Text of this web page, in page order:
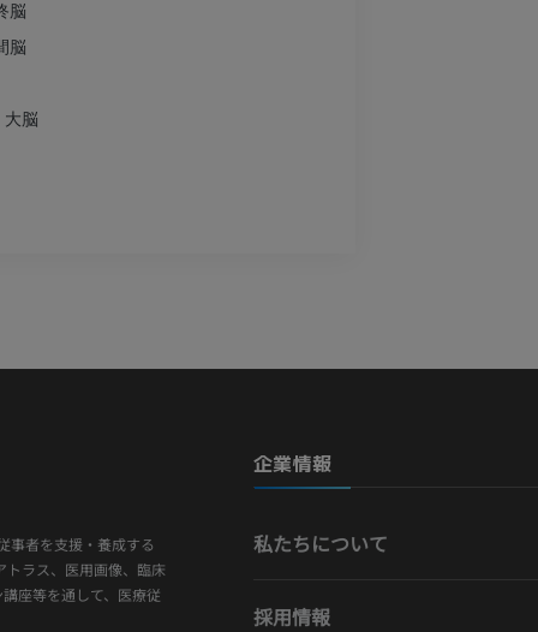
脳
脳
大脳
事者を支援・養成する
トラス、医用画像、臨床
座等を通して、医療従
企業情報
私たちについて
採用情報